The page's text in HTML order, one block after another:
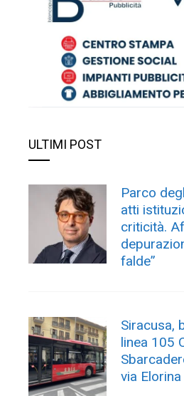
ULTIMI POST
Parco
atti
criticità.
falde”
Siracusa,
linea 105
via Elorina